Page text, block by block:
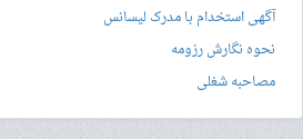
آگهی استخدام با مدرک لیسانس
نحوه نگارش رزومه
مصاحبه شغلی